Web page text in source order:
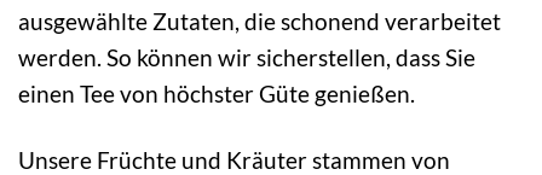
ausgewählte Zutaten, die schonend verarbeitet
werden. So können wir sicherstellen, dass Sie
einen Tee von höchster Güte genießen.
Unsere Früchte und Kräuter stammen von